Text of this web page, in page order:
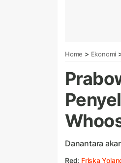
Home > Ekonomi
Danantara
Red: Friska